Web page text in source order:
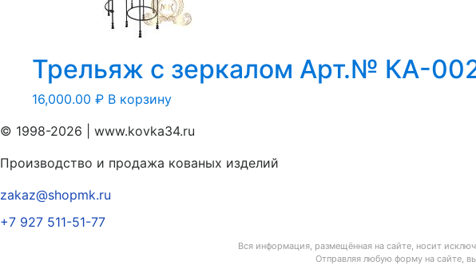
Трельяж с зеркалом Арт.№ КА-
16,000.00 ₽ В корзину
© 1998-2026 | www.kovka34.ru
Производство и продажа кованых изделий
zakaz@shopmk.ru
+7 927 511-51-77
Вся информация, размещённая на сайте, носит
Отправляя любую форму на сайте,